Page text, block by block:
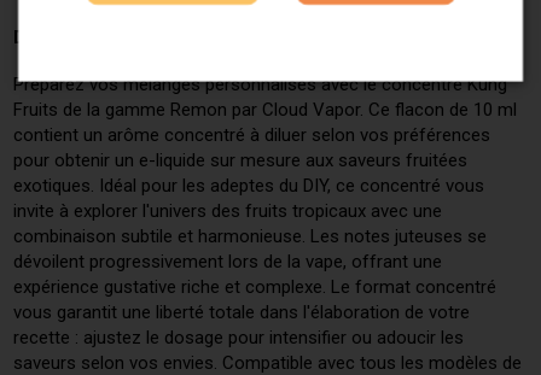
Description
Préparez vos mélanges personnalisés avec le concentré Kung
Fruits de la gamme Remon par Cloud Vapor. Ce flacon de 10 ml
contient un arôme concentré à diluer selon vos préférences
pour obtenir un e-liquide sur mesure aux saveurs fruitées
exotiques. Idéal pour les adeptes du DIY, ce concentré vous
invite à explorer l'univers des fruits tropicaux avec une
combinaison subtile et harmonieuse. Les notes juteuses se
dévoilent progressivement lors de la vape, offrant une
expérience gustative riche et complexe. Le format concentré
vous garantit une liberté totale dans l'élaboration de votre
recette : ajustez le dosage pour intensifier ou adoucir les
saveurs selon vos envies. Compatible avec tous les modèles de